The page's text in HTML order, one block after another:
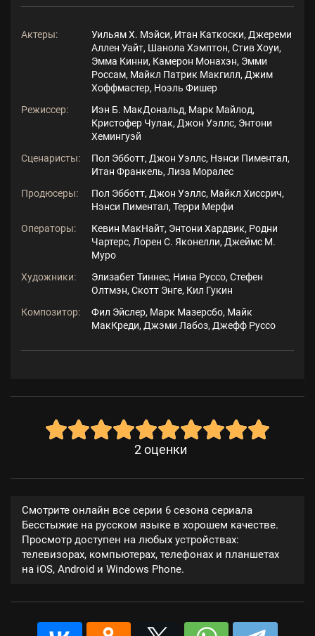
Актеры:
Уильям Х. Мэйси, Итан Каткоски, Джереми
Аллен Уайт, Шанола Хэмптон, Стив Хоуи,
Эмма Кинни, Камерон Монахэн, Эмми
Россам, Майкл Патрик Макгилл, Джим
Хоффмастер, Ноэль Фишер
Режиссер:
Иэн Б. МакДональд, Марк Майлод,
Кристофер Чулак, Джон Уэллс, Энтони
Хемингуэй
Сценаристы:
Пол Эбботт, Джон Уэллс, Нэнси Пиментал,
Итан Франкель, Лиза Моралес
Продюсеры:
Пол Эбботт, Джон Уэллс, Майкл Хиссрич,
Нэнси Пиментал, Терри Мерфи
Операторы:
Кевин МакНайт, Энтони Хардвик, Родни
Чартерс, Лорен С. Яконелли, Джеймс М.
Муро
Художники:
Элизабет Тиннес, Нина Руссо, Стефен
Олтмэн, Скотт Энге, Кил Гукин
Композитор:
Фил Эйслер, Марк Мазерсбо, Майк
МакКреди, Джэми Лабоз, Джефф Руссо
2 оценки
Смотрите онлайн все серии 6 сезона сериала
Бесстыжие на русском языке в хорошем качестве.
Просмотр доступен на любых устройствах:
телевизорах, компьютерах, телефонах и планшетах
на iOS, Android и Windows Phone.